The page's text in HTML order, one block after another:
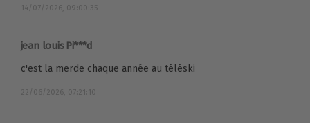
14/07/2026, 09:00:35
jean louis Pi***d
c'est la merde chaque année au téléski
22/06/2026, 07:21:10